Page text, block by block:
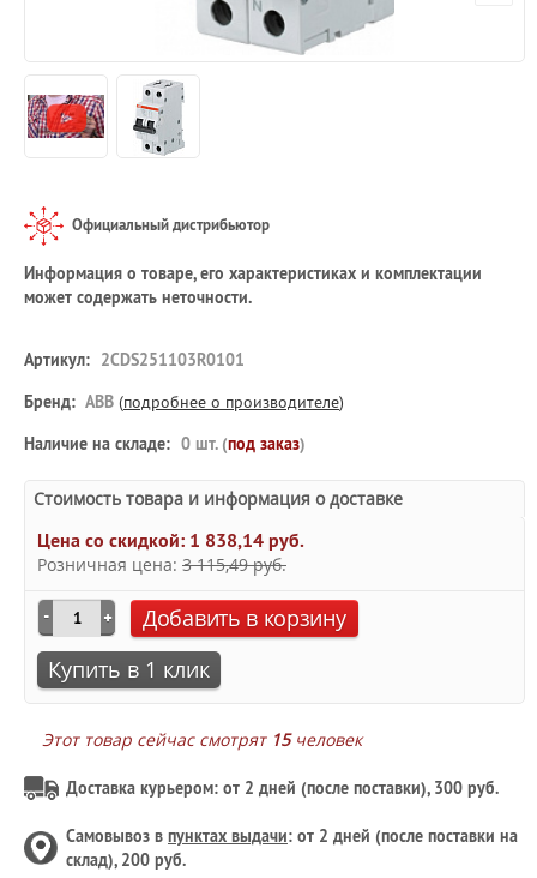
Официальный дистрибьютор
Информация о товаре, его характеристиках и комплектации
может содержать неточности.
Артикул: 2CDS251103R0101
Бренд: ABB (подробнее о производителе)
Наличие на складе: 0 шт. (под заказ)
Стоимость товара и информация о доставке
Цена со скидкой: 1 838,14 руб.
Розничная цена: 3 115,49 руб.
Добавить в корзину
Купить в 1 клик
Этот товар сейчас смотрят 15человек
Доставка курьером: от 2 дней (после поставки), 300 руб.
Самовывоз в пунктах выдачи: от 2 дней (после поставки на
склад), 200 руб.